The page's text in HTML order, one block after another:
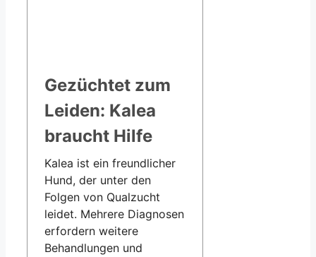
Gezüchtet zum
Leiden: Kalea
braucht Hilfe
Kalea ist ein freundlicher
Hund, der unter den
Folgen von Qualzucht
leidet. Mehrere Diagnosen
erfordern weitere
Behandlungen und